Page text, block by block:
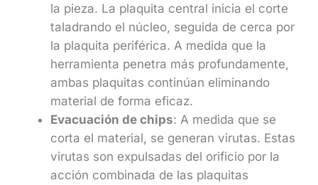
la pieza. La plaquita central inicia el corte
taladrando el núcleo, seguida de cerca por
la plaquita periférica. A medida que la
herramienta penetra más profundamente,
ambas plaquitas continúan eliminando
material de forma eficaz.
Evacuación de chips: A medida que se
corta el material, se generan virutas. Estas
virutas son expulsadas del orificio por la
acción combinada de las plaquitas